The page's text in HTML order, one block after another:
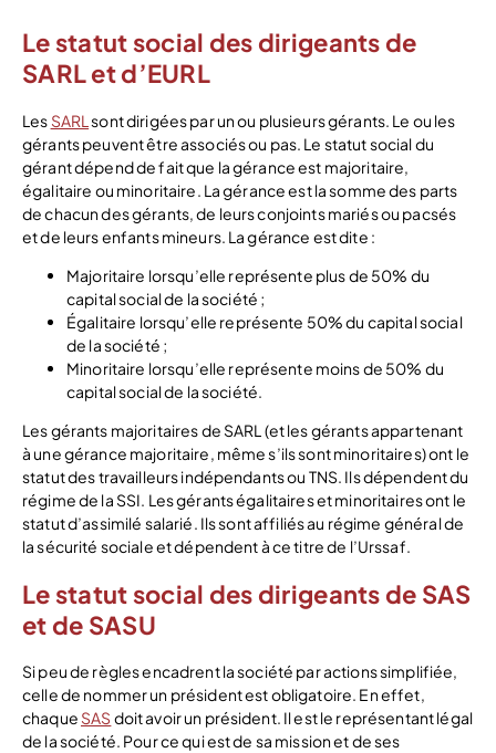
Le statut social des dirigeants de
SARL et d’EURL
Les SARL sont dirigées par un ou plusieurs gérants. Le ou les
gérants peuvent être associés ou pas. Le statut social du
gérant dépend de fait que la gérance est majoritaire,
égalitaire ou minoritaire. La gérance est la somme des parts
de chacun des gérants, de leurs conjoints mariés ou pacsés
et de leurs enfants mineurs. La gérance est dite :
Majoritaire lorsqu’elle représente plus de 50% du
capital social de la société ;
Égalitaire lorsqu’elle représente 50% du capital social
de la société ;
Minoritaire lorsqu’elle représente moins de 50% du
capital social de la société.
Les gérants majoritaires de SARL (et les gérants appartenant
à une gérance majoritaire, même s’ils sont minoritaires) ont le
statut des travailleurs indépendants ou TNS. Ils dépendent du
régime de la SSI. Les gérants égalitaires et minoritaires ont le
statut d’assimilé salarié. Ils sont affiliés au régime général de
la sécurité sociale et dépendent à ce titre de l’Urssaf.
Le statut social des dirigeants de SAS
et de SASU
Si peu de règles encadrent la société par actions simplifiée,
celle de nommer un président est obligatoire. En effet,
chaque SAS doit avoir un président. Il est le représentant légal
de la société. Pour ce qui est de sa mission et de ses